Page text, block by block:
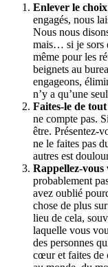
Enlever le choix
engagés, nous
Nous nous
mais… si je sors
même pour les
beignets au
engageons,
n’y a qu’une
Faites-le de
ne compte pas.
être. Présentez-
ne le faites pas
autres est
Rappellez-
probablement
avez oublié
chose de plus
lieu de cela,
laquelle vous
des personnes
cœur et faites de